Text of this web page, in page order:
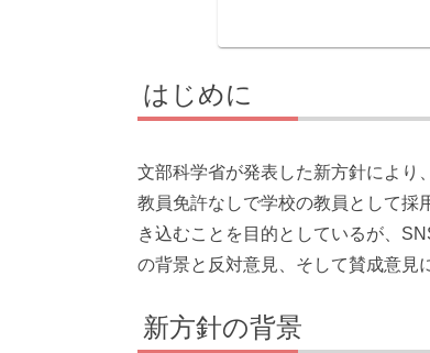
はじめに
文部科学省が発表した新方針により
教員免許なしで学校の教員として採
き込むことを目的としているが、
の背景と反対意見、そして賛成意見
新方針の背景